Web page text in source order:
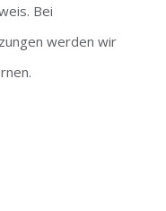
Bei
werden wir